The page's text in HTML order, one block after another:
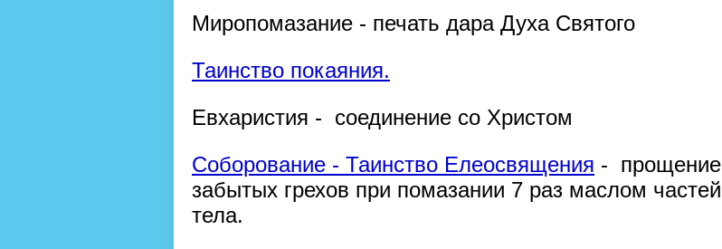
Миропомазание - печать дара Духа Святого
Таинство покаяния.
Евхаристия - соединение со Христом
Соборование - Таинство Елеосвящения - прощение
забытых грехов при помазании 7 раз маслом частей
тела.